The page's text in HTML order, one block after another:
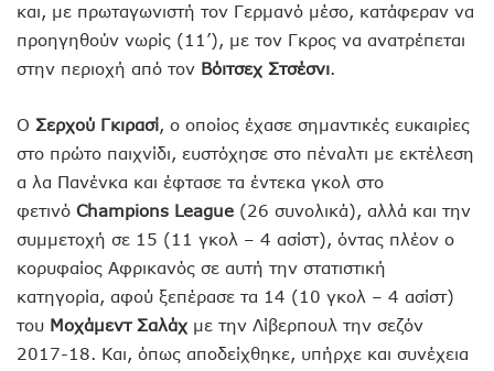
και, με πρωταγωνιστή τον Γερμανό μέσο, κατάφεραν να
προηγηθούν νωρίς (11’), με τον Γκρος να ανατρέπεται
στην περιοχή από τον Βόιτσεχ Στσέσνι.
Ο Σερχού Γκιρασί, ο οποίος έχασε σημαντικές ευκαιρίες
στο πρώτο παιχνίδι, ευστόχησε στο πέναλτι με εκτέλεση
α λα Πανένκα και έφτασε τα έντεκα γκολ στο
φετινό Champions League (26 συνολικά), αλλά και την
συμμετοχή σε 15 (11 γκολ – 4 ασίστ), όντας πλέον ο
κορυφαίος Αφρικανός σε αυτή την στατιστική
κατηγορία, αφού ξεπέρασε τα 14 (10 γκολ – 4 ασίστ)
του Μοχάμεντ Σαλάχ με την Λίβερπουλ την σεζόν
2017-18. Και, όπως αποδείχθηκε, υπήρχε και συνέχεια